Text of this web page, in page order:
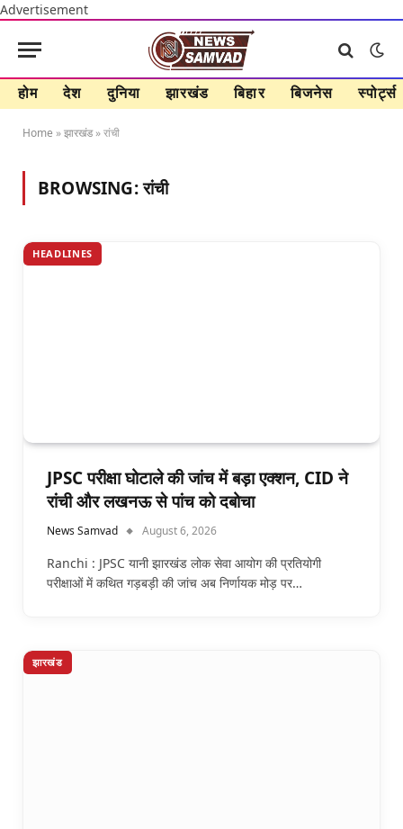
Advertisement
होम देश दुनिया झारखंड बिहार बिजनेस स्पोर्ट्स
Home »झारखंड»रांची
BROWSING:रांची
HEADLINES
JPSC परीक्षा घोटाले की जांच में बड़ा एक्शन, CID ने
रांची और लखनऊ से पांच को दबोचा
News Samvad August 6, 2026
Ranchi : JPSC यानी झारखंड लोक सेवा आयोग की प्रतियोगी
परीक्षाओं में कथित गड़बड़ी की जांच अब निर्णायक मोड़ पर…
झारखंड